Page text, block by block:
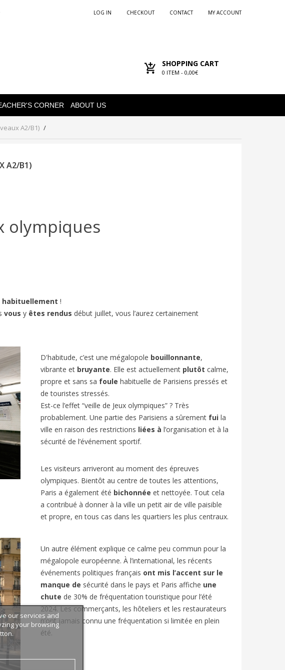
MY ACCOUNT
CONTACT
CHECKOUT
LOG IN
SHOPPING CART
0 ITEM - 0,00€
CORNER ABOUT US
MIMOSAS: FRANCE’S
2026
1 Liked
l’émission de télévision
des Français’ ? Elle est
Bern....
SUMMER HOLIDAYS IN FRANCE:
FRENCH A2/B1 | BIEN-DIRE
1149views 7
Liked
En France, le mois de juillet marque le
début des « grandes vacances » ou «
vacances d’été ».
A2/B1)
A2/B1)
olympiques
habituellement !
vous y êtes rendus début juillet, vous l’aurez certainement
D'habitude, c’est une mégalopole bouillonnante,
vibrante et bruyante. Elle est actuellement plutôt calme,
propre et sans sa foule habituelle de Parisiens pressés et
de touristes stressés.
Est-ce l’effet “veille de Jeux olympiques” ? Très
probablement. Une partie des Parisiens a sûrement fuila
ville en raison des restrictions liées à l’organisation et à la
sécurité de l’événement sportif.
Les visiteurs arriveront au moment des épreuves
olympiques. Bientôt au centre de toutes les attentions,
Paris a également été bichonnée et nettoyée. Tout cela
a contribué à donner à la ville un petit air de ville paisible
et propre, en tous cas dans les quartiers les plus centraux.
Un autre élément explique ce calme peu commun pour la
mégalopole européenne. À l’international, les récents
événements politiques français ont mis l’accent sur le
manque de sécurité dans le pays et Paris affiche une
chute de 30% de fréquentation touristique pour l’été
2024. Les commerçants, les hôteliers et les restaurateurs
n’ont jamais connu une fréquentation si limitée en plein
été.
our services and
your browsing